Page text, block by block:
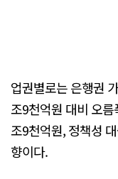
업권별로는 은행권
조9천억원 대비 오
조9천억원, 정책성
향이다.